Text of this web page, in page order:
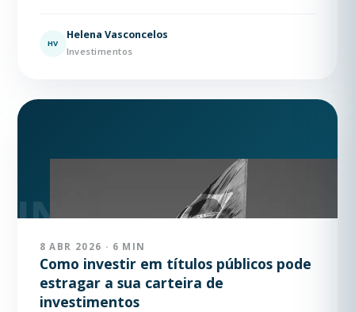
HV
Helena Vasconcelos
Investimentos
8 ABR 2026 · 6 MIN
Como investir em títulos públicos pode
estragar a sua carteira de
investimentos